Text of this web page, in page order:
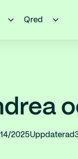
Qred
2025Uppdaterad